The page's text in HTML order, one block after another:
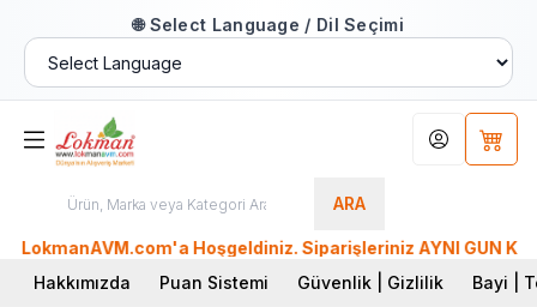
🌐 Select Language / Dil Seçimi
ARA
Hesabım
LokmanAVM.com'a Hoşgeldiniz. Siparişleriniz AYNI GÜN
Hakkımızda
Puan Sistemi Güvenlik | Gizlilik Bayi |